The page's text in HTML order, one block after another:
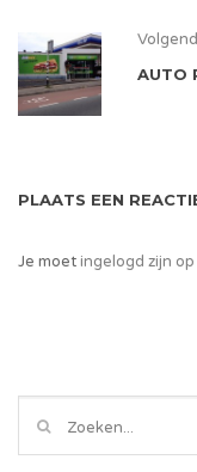
AUTO
PLAATS EEN
Je moetingelogd zijn op